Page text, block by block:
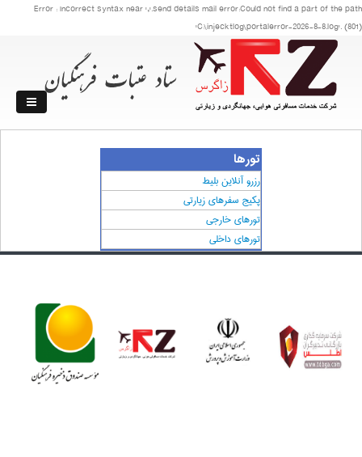
Error : Incorrect syntax near ','.send details mail error:Could not find a part of the path
'C:\injecktlog\portalerror-2026-8-8.log'. (801)
تورها
رزرو آنلاین بلیط
پکیج سفرهای زیارتی
تورهای خارجی
تورهای داخلی